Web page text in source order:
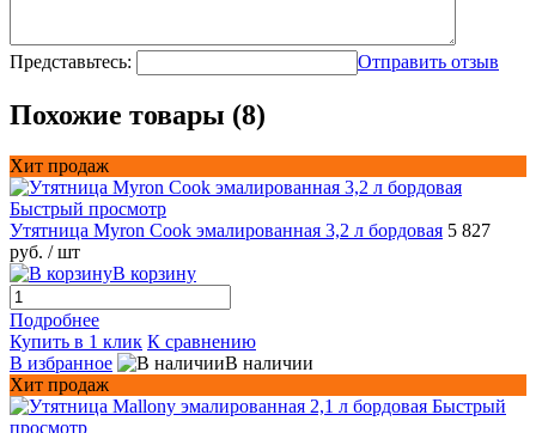
Представьтесь: Отправить отзыв
Похожие товары (8)
Хит продаж
Быстрый просмотр
Утятница Myron Cook эмалированная 3,2 л бордовая 5 827
руб. / шт
В корзину
Подробнее
Купить в 1 клик К сравнению
В избранное
В наличии
Хит продаж
Быстрый
просмотр